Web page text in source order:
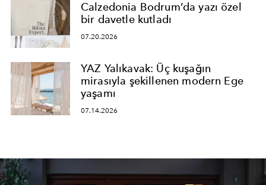
Calzedonia Bodrum’da yazı özel
bir davetle kutladı
07.20.2026
YAZ Yalıkavak: Üç kuşağın
mirasıyla şekillenen modern Ege
yaşamı
07.14.2026